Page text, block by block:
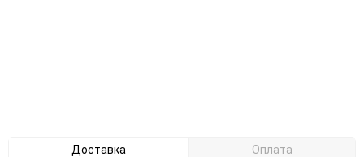
Доставка Оплата